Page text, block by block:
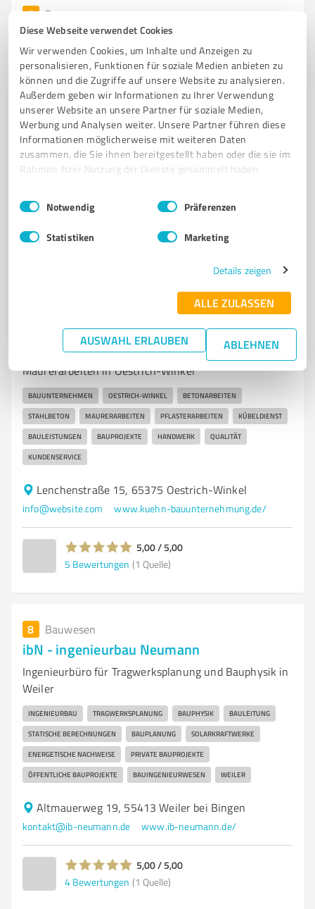
Diese Webseite verwendet Cookies
Wir verwenden Cookies, um Inhalte und Anzeigen zu
personalisieren, Funktionen für soziale Medien anbieten zu
können und die Zugriffe auf unsere Website zu analysieren.
Außerdem geben wir Informationen zu Ihrer Verwendung
unserer Website an unsere Partner für soziale Medien,
Werbung und Analysen weiter. Unsere Partner führen diese
Informationen möglicherweise mit weiteren Daten
zusammen, die Sie ihnen bereitgestellt haben oder die sie im
Rahmen Ihrer Nutzung der Dienste gesammelt haben.
Impressum Datenschutzbestimmungen
Einwilligungsauswahl
Notwendig Präferenzen
Statistiken Marketing
Details zeigen
ALLE ZULASSEN
AUSWAHL ERLAUBEN ABLEHNEN
6 Bauwesen
Porth Gartengestaltung GmbH
Professionelle Gartengestaltung und Gartenplanung in
Geisenheim
GARTENGESTALTUNG GARTENPLANUNG SCHWIMMTEICHE
BEWÄSSERUNG
ZÄUNE HECKEN PFLASTERUNGEN GARTENARCHITEKTUR
Chauvignystraße 29, 65366 Geisenheim
5,00 / 5,00
6 Bewertungen (1 Quelle)
Josef Kühn Bauunternehmung GmbH
Bauunternehmen für Beton-, Stahlbeton- und
Maurerarbeiten in Oestrich-Winkel
BAUUNTERNEHMEN OESTRICH-WINKEL BETONARBEITEN
STAHLBETON MAURERARBEITEN PFLASTERARBEITEN KÜBELDIENST
BAULEISTUNGEN BAUPROJEKTE HANDWERK QUALITÄT
KUNDENSERVICE
Lenchenstraße 15, 65375 Oestrich-Winkel
info@website.com www.kuehn-bauunternehmung.de/
5,00 / 5,00
5 Bewertungen (1 Quelle)
8 Bauwesen
ibN - ingenieurbau Neumann
Ingenieurbüro für Tragwerksplanung und Bauphysik in
Weiler
INGENIEURBAU TRAGWERKSPLANUNG BAUPHYSIK BAULEITUNG
STATISCHE BERECHNUNGEN BAUPLANUNG SOLARKRAFTWERKE
ENERGETISCHE NACHWEISE PRIVATE BAUPROJEKTE
ÖFFENTLICHE BAUPROJEKTE BAUINGENIEURWESEN WEILER
Altmauerweg 19, 55413 Weiler bei Bingen
kontakt@ib-neumann.de www.ib-neumann.de/
5,00 / 5,00
4 Bewertungen (1 Quelle)